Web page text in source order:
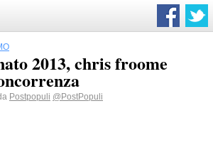
2013, chris froome
Postpopuli @PostPopuli